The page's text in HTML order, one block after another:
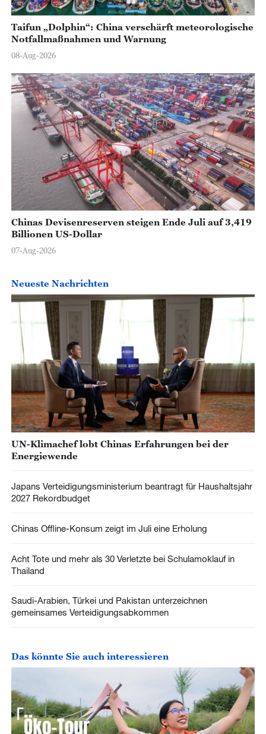
Taifun „Dolphin“: China verschärft meteorologische
Notfallmaßnahmen und Warnung
08-Aug-2026
Chinas Devisenreserven steigen Ende Juli auf 3,419
Billionen US-Dollar
07-Aug-2026
Neueste Nachrichten
UN-Klimachef lobt Chinas Erfahrungen bei der
Energiewende
Japans Verteidigungsministerium beantragt für Haushaltsjahr
2027 Rekordbudget
Chinas Offline-Konsum zeigt im Juli eine Erholung
Acht Tote und mehr als 30 Verletzte bei Schulamoklauf in
Thailand
Saudi-Arabien, Türkei und Pakistan unterzeichnen
gemeinsames Verteidigungsabkommen
Das könnte Sie auch interessieren